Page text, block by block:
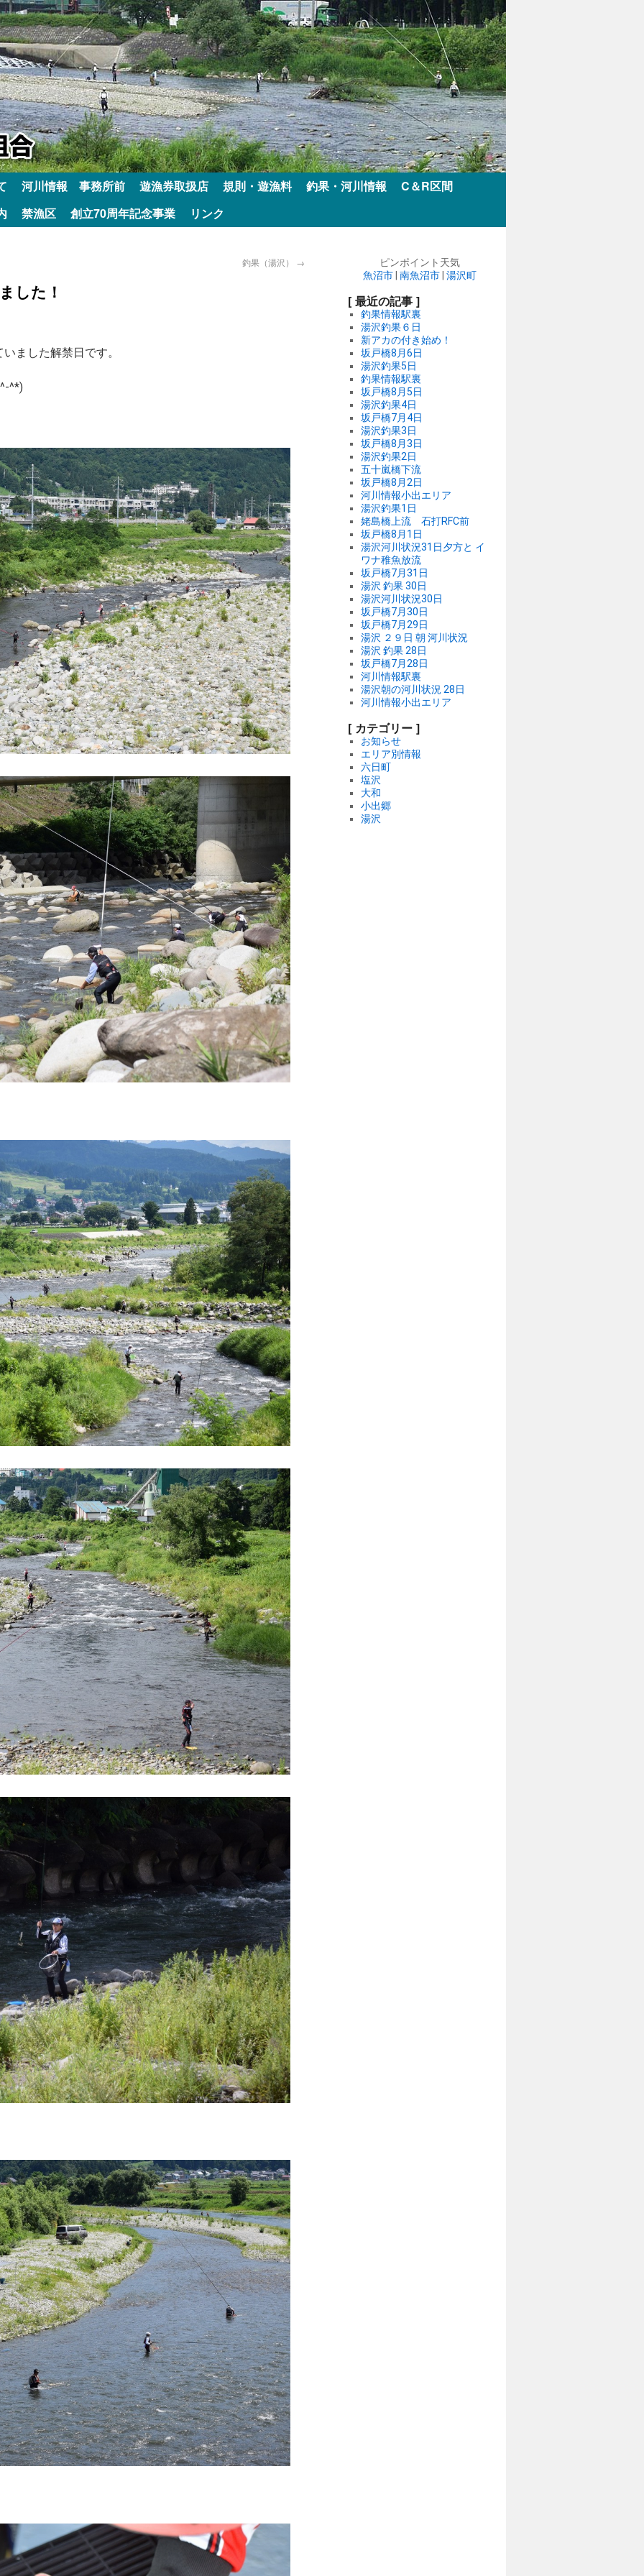
河川情報 事務所前 遊漁券取扱店 規則・遊漁料 釣果・河川情報
C＆R区間
禁漁区 創立70周年記念事業 リンク
釣果（湯沢） →
した！
ました解禁日です。
^*)
ピンポイント天気
魚沼市 南魚沼市 湯沢町
[ 最近の記事 ]
釣果情報駅裏
湯沢釣果６日
新アカの付き始め！
坂戸橋8月6日
湯沢釣果5日
釣果情報駅裏
坂戸橋8月5日
湯沢釣果4日
坂戸橋7月4日
湯沢釣果3日
坂戸橋8月3日
湯沢釣果2日
五十嵐橋下流
坂戸橋8月2日
河川情報小出エリア
湯沢釣果1日
姥島橋上流 石打RFC前
坂戸橋8月1日
湯沢河川状況31日夕方と イ
ワナ稚魚放流
坂戸橋7月31日
湯沢 釣果 30日
湯沢河川状況30日
坂戸橋7月30日
坂戸橋7月29日
湯沢 ２９日 朝 河川状況
湯沢 釣果 28日
坂戸橋7月28日
河川情報駅裏
湯沢朝の河川状況 28日
河川情報小出エリア
[ カテゴリー ]
お知らせ
エリア別情報
六日町
塩沢
大和
小出郷
湯沢